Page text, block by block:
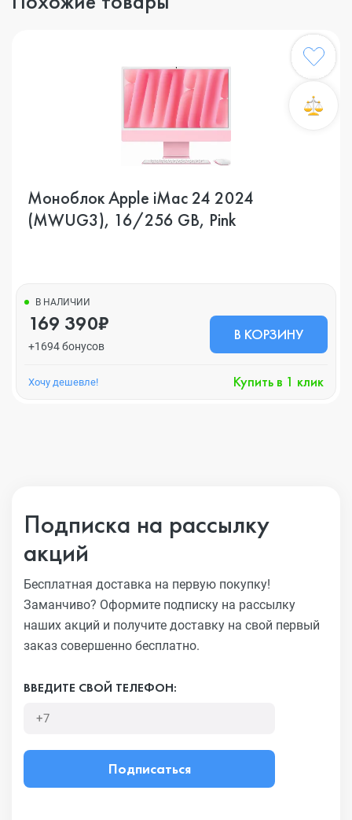
Моноблок Apple iMac 24 2024
(MWUG3), 16/256 GB, Pink
В НАЛИЧИИ
169 390₽
+1694 бонусов
В КОРЗИНУ
Хочу дешевле! Купить в 1 клик
Подписка на рассылку
акций
Бесплатная доставка на первую покупку!
Заманчиво? Оформите подписку на рассылку
наших акций и получите доставку на свой первый
заказ совершенно бесплатно.
ВВЕДИТЕ СВОЙ ТЕЛЕФОН:
Подписаться